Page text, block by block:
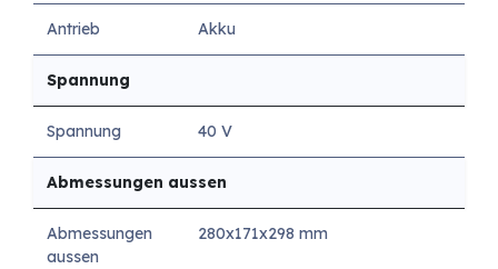
Antrieb Akku
Spannung
Spannung 40 V
Abmessungen aussen
Abmessungen
aussen
280x171x298 mm